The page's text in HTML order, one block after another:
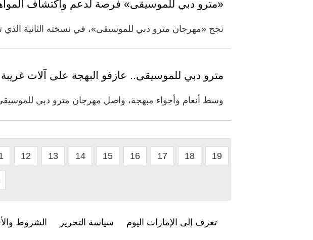
«مترو دبي للموسيقى» فرصة لدعم واكتشاف
نجح «مهرجان مترو دبي للموسيقى»، في نسخته الثانية الذي
مترو دبي للموسيقى.. عازفو البهجة على آلات غريبة
وسط أنغام وأجواء مبهجة، واصل مهرجان مترو دبي للموسيقى
12 13 14 15 16 17 18 19
تعرف إلى الإمارات اليوم سياسة التحرير الشروط